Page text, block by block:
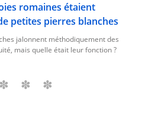
romaines étaient
petites pierres blanches
jalonnent méthodiquement des
mais quelle était leur fonction ?